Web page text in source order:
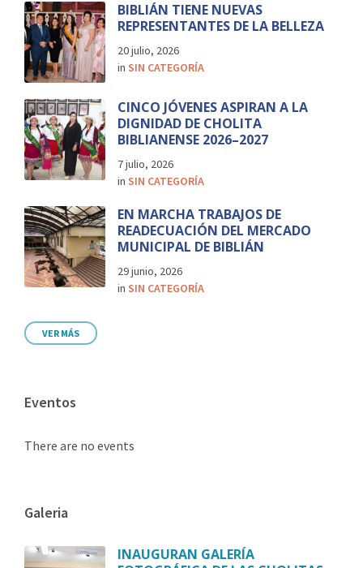
BIBLIÁN TIENE NUEVAS
REPRESENTANTES DE LA BELLEZA
20 julio, 2026
in SIN CATEGORÍA
CINCO JÓVENES ASPIRAN A LA
DIGNIDAD DE CHOLITA
BIBLIANENSE 2026–2027
7 julio, 2026
in SIN CATEGORÍA
EN MARCHA TRABAJOS DE
READECUACIÓN DEL MERCADO
MUNICIPAL DE BIBLIÁN
29 junio, 2026
in SIN CATEGORÍA
VER MÁS
Eventos
There are no events
Galeria
INAUGURAN GALERÍA